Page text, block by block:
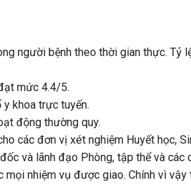
người bệnh theo thời gian thực. Tỷ
mức 4.4/5.
khoa trực tuyến.
động thường quy.
các đơn vị xét nghiệm Huyết học,
và lãnh đạo Phòng, tập thể và các
mọi nhiệm vụ được giao. Chính vì